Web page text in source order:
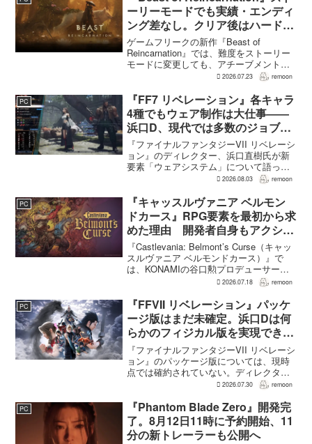
った一面がよ...
ーリーモードでも実績・エンディ
ング差なし。クリア後はハード超
えのNEW GAME+も
ゲームフリークの新作『Beast of
Reincarnation』では、難度をストーリー
モードに変更しても、アチーブメントや
収集要素、エンディングに違いはない。
難度のNEW GAME+も用意されてい
る。...
2026.07.23 remoon
PC
『FF7 リベレーション』各キャラ
4種でもウェア制作は大仕事――
浜口D、現代では多数のジョブを
1作に盛り込むのは極めて困難と
説明
『ファイナルファンタジーVII リベレーシ
ョン』のディレクター、浜口直樹氏が新
要素「ウェアシステム」について語っ
た。本作では8人のパーティキャラクター
が、キャラクター数が多いため、作業量
はかなりのものにな...
2026.08.03 remoon
PC
『キャッスルヴァニア ベルモン
ドカース』RPG要素を最初から求
めた理由 開発者自身もアクショ
ンのつらさを実感
『Castlevania: Belmont’s Curse（キャッ
スルヴァニア ベルモンドカース）』で
は、KONAMIの谷口勲プロデューサー
が、レベルアップを含むRPG的システム
何度も挑戦すれば先へ進める...
2026.07.18 remoon
PC
『FFVII リベレーション』パッケ
ージ版はまだ未確定。浜口Dは何
らかのフィジカル版を実現できる
よう調整中
『ファイナルファンタジーVII リベレーシ
ョン』のパッケージ版については、現時
点では確約されていない。ディレクター
の浜口直樹氏によると、具体的な商品ラ
フィジカル版を実現できるよう調整を進
めているという。G...
2026.07.30 remoon
PC
『Phantom Blade Zero』開発完
了。8月12日11時に予約開始、11
分の新トレーラーも公開へ